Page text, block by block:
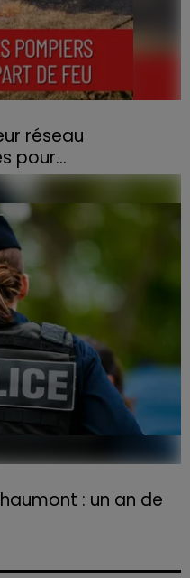
réseau
pour...
de départs de feu,
Vosges a lancé un appel
venir en aide...
: un an de
véhicule.